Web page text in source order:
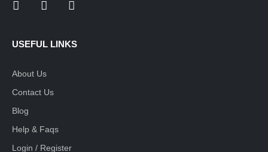
USEFUL LINKS
About Us
Contact Us
Blog
Help & Faqs
Login / Register